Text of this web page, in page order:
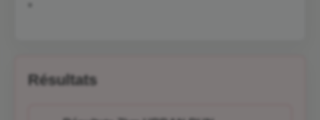
*
Résultats